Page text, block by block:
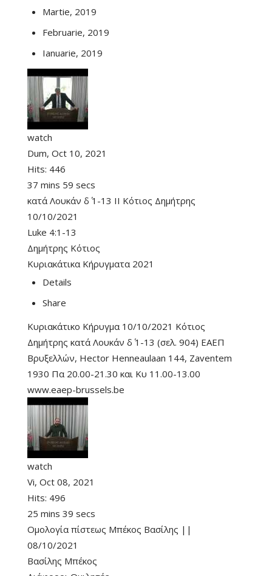
Martie, 2019
Februarie, 2019
Ianuarie, 2019
watch
Dum, Oct 10, 2021
Hits: 446
37 mins 59 secs
κατά Λουκάν δ΄ 1-13 II Κότιος Δημήτρης
10/10/2021
Luke 4:1-13
Δημήτρης Κότιος
Κυριακάτικα Κήρυγματα 2021
Details
Share
Κυριακάτικο Κήρυγμα 10/10/2021 Κότιος
Δημήτρης κατά Λουκάν δ΄ 1-13 (σελ. 904) ΕΑΕΠ
Βρυξελλών, Hector Henneaulaan 144, Zaventem
1930 Πα 20.00-21.30 και Κυ 11.00-13.00
www.eaep-brussels.be
watch
Vi, Oct 08, 2021
Hits: 496
25 mins 39 secs
Ομολογία πίστεως Μπέκος Βασίλης ||
08/10/2021
Βασίλης Μπέκος